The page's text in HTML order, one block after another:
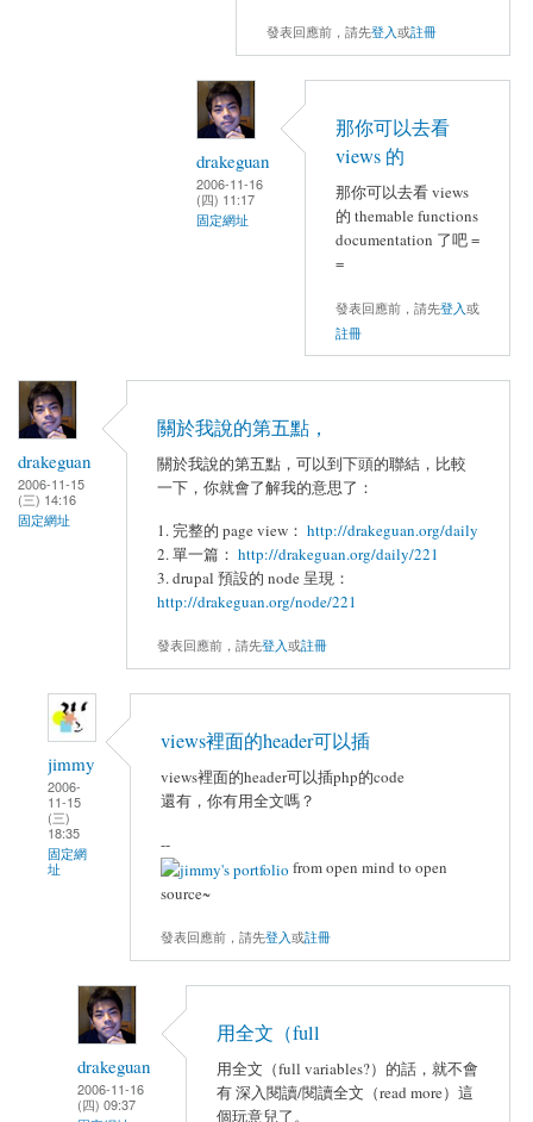
發表回應前，請先登入或註冊
drakeguan
2006-11-16
(四) 11:17
固定網址
那你可以去看
views 的
那你可以去看 views
的 themable functions
documentation 了吧 =
=
發表回應前，請先登入或
註冊
drakeguan
2006-11-15
(三) 14:16
固定網址
關於我說的第五點，
關於我說的第五點，可以到下頭的聯結，比較
一下，你就會了解我的意思了：
1. 完整的 page view： http://drakeguan.org/daily
2. 單一篇： http://drakeguan.org/daily/221
3. drupal 預設的 node 呈現：
http://drakeguan.org/node/221
發表回應前，請先登入或註冊
jimmy
2006-
11-15
(三)
18:35
固定網
址
views裡面的header可以插
views裡面的header可以插php的code
還有，你有用全文嗎？
--
from open mind to open
source~
發表回應前，請先登入或註冊
drakeguan
2006-11-16
(四) 09:37
用全文（full
用全文（full variables?）的話，就不會
有 深入閱讀/閱讀全文（read more）這
個玩意兒了。